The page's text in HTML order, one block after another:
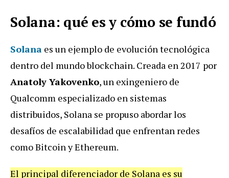
Solana: qué es y cómo se fundó
Solana es un ejemplo de evolución tecnológica
dentro del mundo blockchain. Creada en 2017 por
Anatoly Yakovenko, un exingeniero de
Qualcomm especializado en sistemas
distribuidos, Solana se propuso abordar los
desafíos de escalabilidad que enfrentan redes
como Bitcoin y Ethereum.
El principal diferenciador de Solana es su